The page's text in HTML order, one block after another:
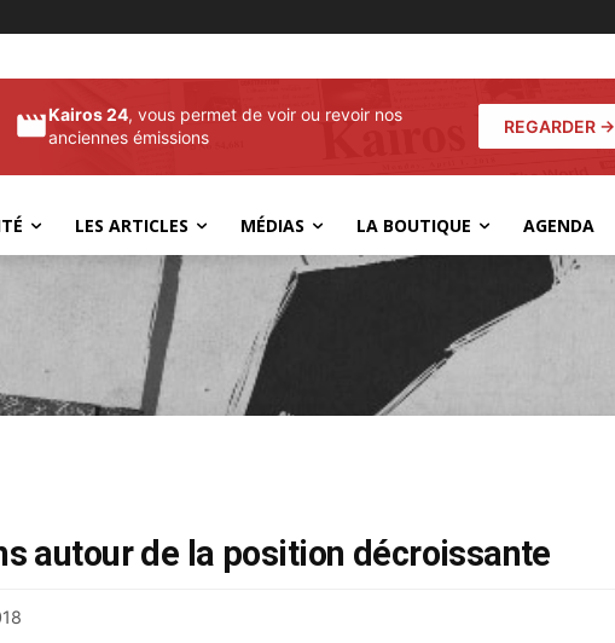
Kairos 24, vous permet de voir ou revoir nos
anciennes émissions
REGARDER →
LES ARTICLES MÉDIAS LA BOUTIQUE AGENDA
autour de la position décroissante